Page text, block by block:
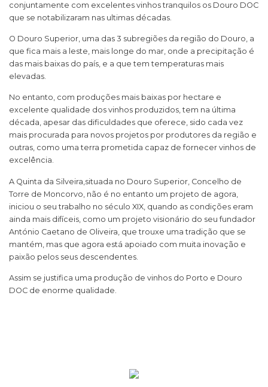
conjuntamente com excelentes vinhos tranquilos os Douro DOC
que se notabilizaram nas ultimas décadas.
O Douro Superior, uma das 3 subregiões da região do Douro, a
que fica mais a leste, mais longe do mar, onde a precipitação é
das mais baixas do país, e a que tem temperaturas mais
elevadas.
No entanto, com produções mais baixas por hectare e
excelente qualidade dos vinhos produzidos, tem na última
década, apesar das dificuldades que oferece, sido cada vez
mais procurada para novos projetos por produtores da região e
outras, como uma terra prometida capaz de fornecer vinhos de
excelência.
A Quinta da Silveira,situada no Douro Superior, Concelho de
Torre de Moncorvo, não é no entanto um projeto de agora,
iniciou o seu trabalho no século XIX, quando as condições eram
ainda mais difíceis, como um projeto visionário do seu fundador
António Caetano de Oliveira, que trouxe uma tradição que se
mantém, mas que agora está apoiado com muita inovação e
paixão pelos seus descendentes.
Assim se justifica uma produção de vinhos do Porto e Douro
DOC de enorme qualidade.